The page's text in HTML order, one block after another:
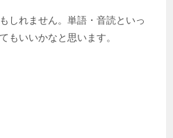
しれません。単語・音読といっ
もいいかなと思います。